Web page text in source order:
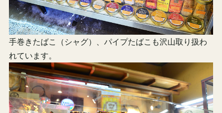
手巻きたばこ（シャグ）、パイプたばこも沢山取り扱わ
れています。